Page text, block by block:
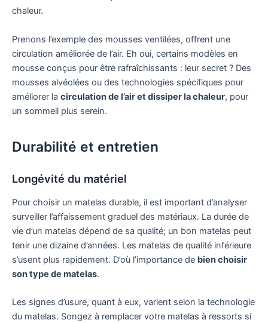
chaleur.
Prenons l’exemple des mousses ventilées, offrent une
circulation améliorée de l’air. Eh oui, certains modèles en
mousse conçus pour être rafraîchissants : leur secret ? Des
mousses alvéolées ou des technologies spécifiques pour
améliorer la circulation de l’air et dissiper la chaleur, pour
un sommeil plus serein.
Durabilité et entretien
Longévité du matériel
Pour choisir un matelas durable, il est important d’analyser
surveiller l’affaissement graduel des matériaux. La durée de
vie d’un matelas dépend de sa qualité; un bon matelas peut
tenir une dizaine d’années. Les matelas de qualité inférieure
s’usent plus rapidement. D’où l’importance de bien choisir
son type de matelas.
Les signes d’usure, quant à eux, varient selon la technologie
du matelas. Songez à remplacer votre matelas à ressorts si